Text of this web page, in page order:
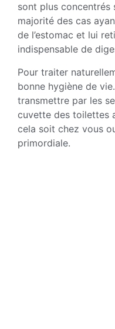
sont plus concentrés
majorité des cas
de l’estomac et lui
indispensable de
Pour traiter
bonne hygiène de
transmettre par les
cuvette des toilettes
cela soit chez vous
primordiale.